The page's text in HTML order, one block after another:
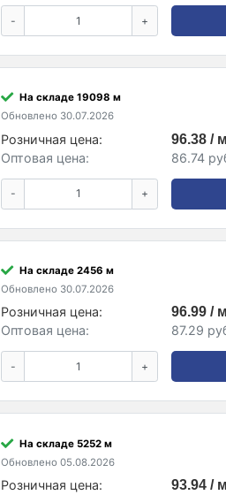
- +
На складе 19098 м
Обновлено 30.07.2026
Розничная цена:
96.38 / м
Оптовая цена:
86.74
- +
На складе 2456 м
Обновлено 30.07.2026
Розничная цена:
96.99 / м
Оптовая цена:
87.29
- +
На складе 5252 м
Обновлено 05.08.2026
Розничная цена:
93.94 / м